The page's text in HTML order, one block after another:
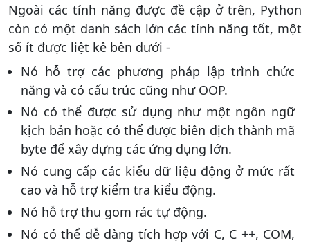
Ngoài các tính năng được đề cập ở trên, Python
còn có một danh sách lớn các tính năng tốt, một
số ít được liệt kê bên dưới -
Nó hỗ trợ các phương pháp lập trình chức
năng và có cấu trúc cũng như OOP.
Nó có thể được sử dụng như một ngôn ngữ
kịch bản hoặc có thể được biên dịch thành mã
byte để xây dựng các ứng dụng lớn.
Nó cung cấp các kiểu dữ liệu động ở mức rất
cao và hỗ trợ kiểm tra kiểu động.
Nó hỗ trợ thu gom rác tự động.
Nó có thể dễ dàng tích hợp với C, C ++, COM,